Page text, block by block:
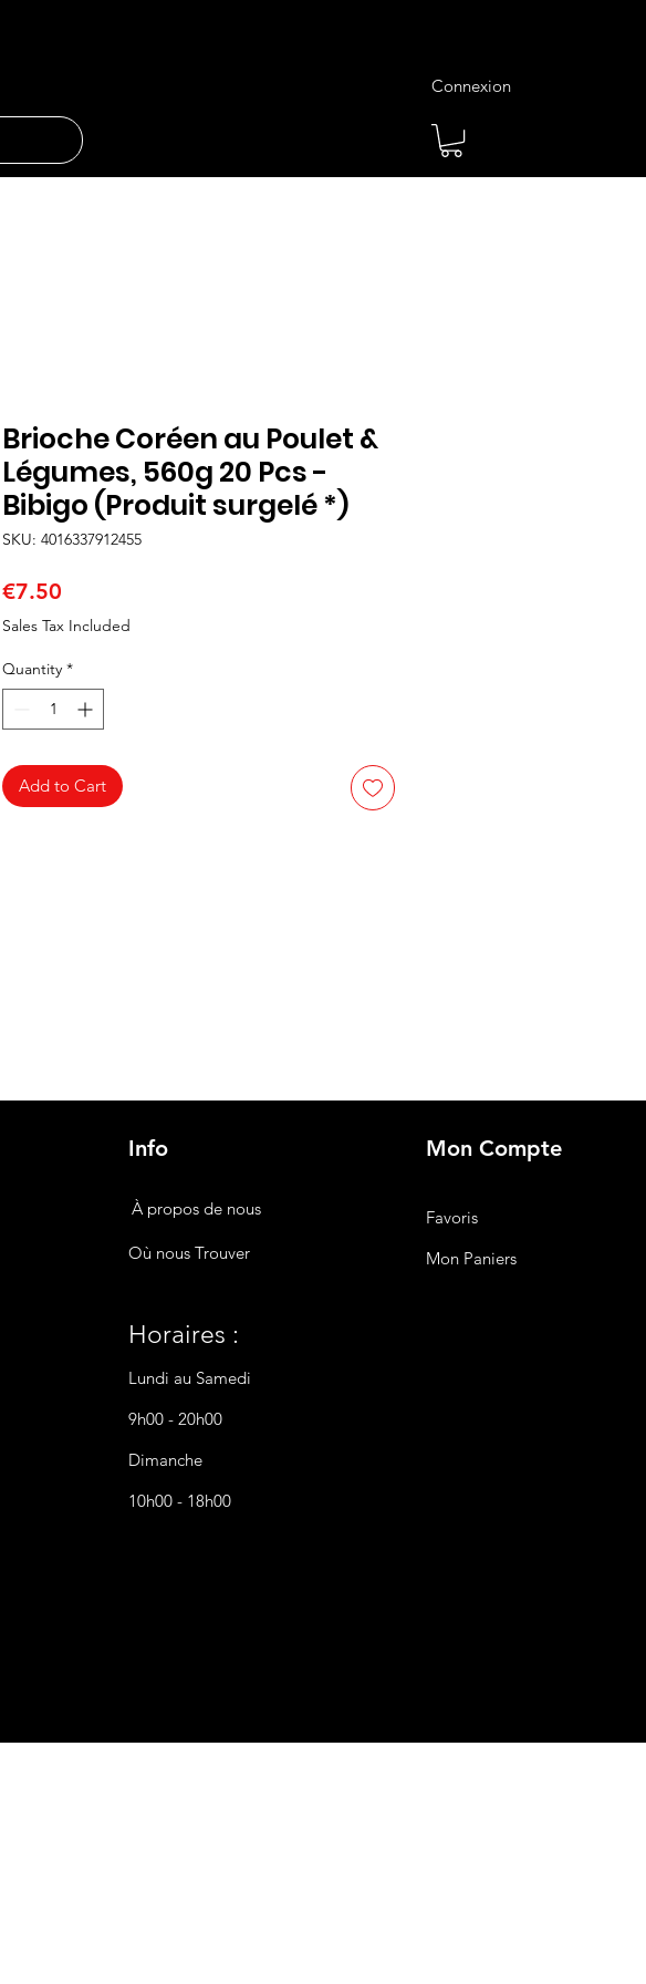
Connexion
Brioche Coréen au Poulet &
Légumes, 560g 20 Pcs -
Bibigo (Produit surgelé *)
SKU: 4016337912455
€7.50
Sales Tax Included
Quantity *
Add to Cart
Info
Où nous Trouver
Horaires :
Lundi au Samedi
9h00 - 20h00
Dimanche
10h00 - 18h00
À propos de nous
Mon Compte
Favoris
Mon Paniers